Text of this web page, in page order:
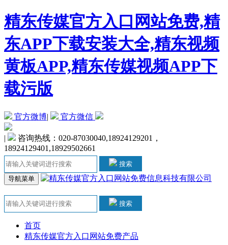
精东传媒官方入口网站免费,精
东APP下载安装大全,精东视频
黄板APP,精东传媒视频APP下
载污版
官方微博| 官方微信
|
咨询热线：020-87030040,18924129201，
18924129401,18929502661
搜索
导航菜单
搜索
首页
精东传媒官方入口网站免费产品